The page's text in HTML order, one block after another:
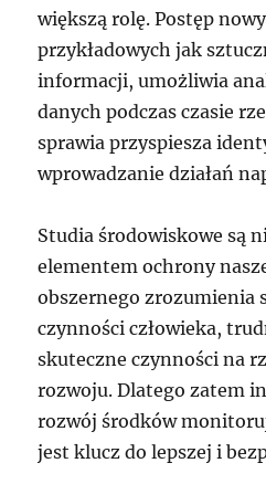
większą rolę. Postęp
przykładowych jak
informacji, umożliwia
danych podczas czasie
sprawia przyspiesza
wprowadzanie działań
Studia środowiskowe są
elementem ochrony
obszernego zrozumienia
czynności człowieka,
skuteczne czynności na
rozwoju. Dlatego zatem
rozwój środków
jest klucz do lepszej i